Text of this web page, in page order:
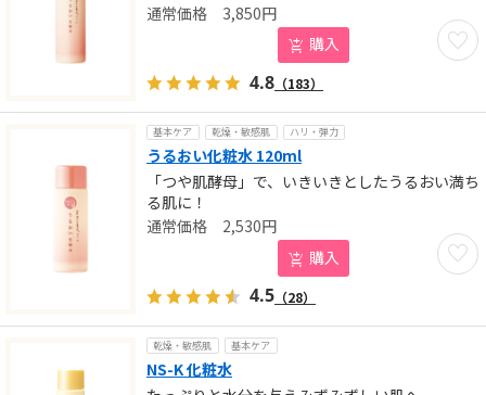
お気
3,850円
購入
4.8 （183）
基本ケア 乾燥・敏感肌 ハリ・弾力
うるおい化粧水 120ml
「つや肌酵母」で、いきいきとしたうるおい満ち
る肌に！
お気
2,530円
購入
4.5 （28）
乾燥・敏感肌 基本ケア
NS-K 化粧水